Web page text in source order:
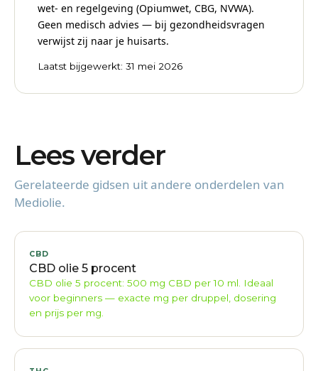
wet- en regelgeving (Opiumwet, CBG, NVWA).
Geen medisch advies — bij gezondheidsvragen
verwijst zij naar je huisarts.
Laatst bijgewerkt: 31 mei 2026
Lees verder
Gerelateerde gidsen uit andere onderdelen van
Mediolie.
CBD
CBD olie 5 procent
CBD olie 5 procent: 500 mg CBD per 10 ml. Ideaal
voor beginners — exacte mg per druppel, dosering
en prijs per mg.